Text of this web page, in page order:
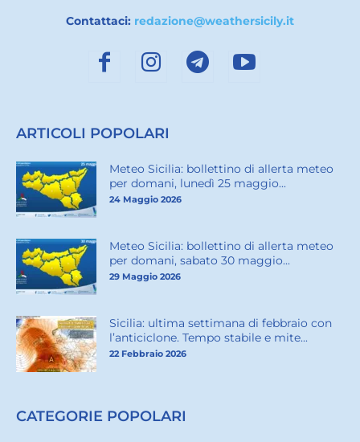
Contattaci: redazione@weathersicily.it
ARTICOLI POPOLARI
Meteo Sicilia: bollettino di allerta meteo
per domani, lunedì 25 maggio...
24 Maggio 2026
Meteo Sicilia: bollettino di allerta meteo
per domani, sabato 30 maggio...
29 Maggio 2026
Sicilia: ultima settimana di febbraio con
l’anticiclone. Tempo stabile e mite...
22 Febbraio 2026
CATEGORIE POPOLARI